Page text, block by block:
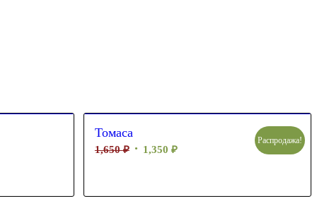
Томаса
1,650₽ 1,350 ₽
Распродажа!